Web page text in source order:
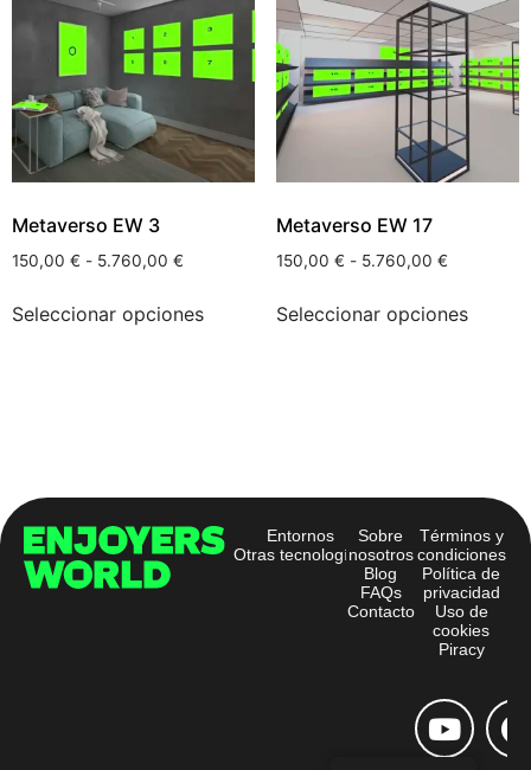
Metaverso EW 3
150,00 € - 5.760,00 €
Seleccionar opciones
Metaverso EW 17
150,00 € - 5.760,00 €
Seleccionar opciones
Entornos
Otras tecnologías
Sobre
nosotros
Blog
FAQs
Contacto
Términos y
condiciones
Política de
privacidad
Uso de
cookies
Piracy